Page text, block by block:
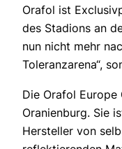
Orafol ist
des Stadions an
nun nicht mehr
Toleranzarena“,
Die Orafol Europe
Oranienburg. Sie
Hersteller von